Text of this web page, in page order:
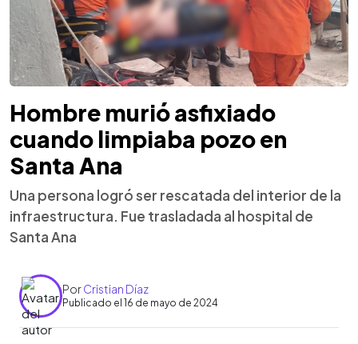
Hombre murió asfixiado
cuando limpiaba pozo en
Santa Ana
Una persona logró ser rescatada del interior de la
infraestructura. Fue trasladada al hospital de
Santa Ana
PorCristian Díaz
Publicado el 16 de mayo de 2024